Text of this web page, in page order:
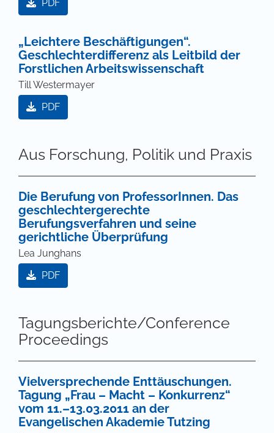
PDF
„Leichtere Beschäftigungen“.
Geschlechterdifferenz als Leitbild der
Forstlichen Arbeitswissenschaft
Till Westermayer
PDF
Aus Forschung, Politik und Praxis
Die Berufung von ProfessorInnen. Das
geschlechtergerechte
Berufungsverfahren und seine
gerichtliche Überprüfung
Lea Junghans
PDF
Tagungsberichte/Conference
Proceedings
Vielversprechende Enttäuschungen.
Tagung „Frau – Macht – Konkurrenz“
vom 11.–13.03.2011 an der
Evangelischen Akademie Tutzing